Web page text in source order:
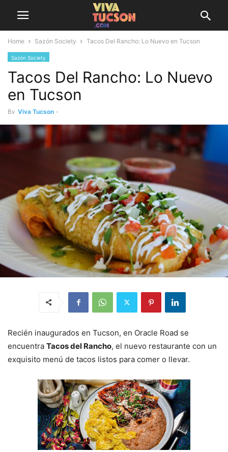
Home Sazón Society Tacos Del Rancho: Lo Nuevo en Tucson
Sazón Society
Tacos Del Rancho: Lo Nuevo
en Tucson
By Viva Tucson -
Recién inaugurados en Tucson, en Oracle Road se
encuentra Tacos del Rancho, el nuevo restaurante con un
exquisito menú de tacos listos para comer o llevar.